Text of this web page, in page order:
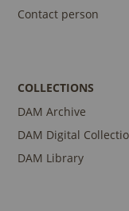
Contact person
COLLECTIONS
DAM Archive
DAM Digital
DAM Library